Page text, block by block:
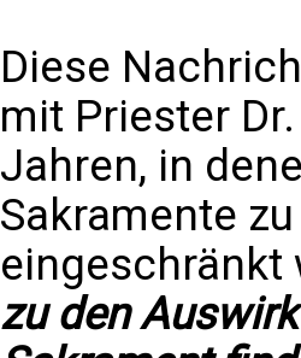
Diese
mit Priester
Jahren, in
Sakramente
eingeschränkt
zu den